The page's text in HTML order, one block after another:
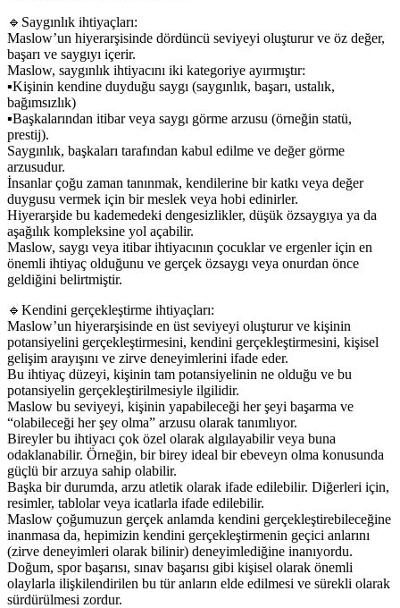
🔹Saygınlık ihtiyaçları:
Maslow’un hiyerarşisinde dördüncü seviyeyi oluşturur ve öz değer,
başarı ve saygıyı içerir.
Maslow, saygınlık ihtiyacını iki kategoriye ayırmıştır:
▪Kişinin kendine duyduğu saygı (saygınlık, başarı, ustalık,
bağımsızlık)
▪Başkalarından itibar veya saygı görme arzusu (örneğin statü,
prestij).
Saygınlık, başkaları tarafından kabul edilme ve değer görme
arzusudur.
İnsanlar çoğu zaman tanınmak, kendilerine bir katkı veya değer
duygusu vermek için bir meslek veya hobi edinirler.
Hiyerarşide bu kademedeki dengesizlikler, düşük özsaygıya ya da
aşağılık kompleksine yol açabilir.
Maslow, saygı veya itibar ihtiyacının çocuklar ve ergenler için en
önemli ihtiyaç olduğunu ve gerçek özsaygı veya onurdan önce
geldiğini belirtmiştir.
🔹Kendini gerçekleştirme ihtiyaçları:
Maslow’un hiyerarşisinde en üst seviyeyi oluşturur ve kişinin
potansiyelini gerçekleştirmesini, kendini gerçekleştirmesini, kişisel
gelişim arayışını ve zirve deneyimlerini ifade eder.
Bu ihtiyaç düzeyi, kişinin tam potansiyelinin ne olduğu ve bu
potansiyelin gerçekleştirilmesiyle ilgilidir.
Maslow bu seviyeyi, kişinin yapabileceği her şeyi başarma ve
“olabileceği her şey olma” arzusu olarak tanımlıyor.
Bireyler bu ihtiyacı çok özel olarak algılayabilir veya buna
odaklanabilir. Örneğin, bir birey ideal bir ebeveyn olma konusunda
güçlü bir arzuya sahip olabilir.
Başka bir durumda, arzu atletik olarak ifade edilebilir. Diğerleri için,
resimler, tablolar veya icatlarla ifade edilebilir.
Maslow çoğumuzun gerçek anlamda kendini gerçekleştirebileceğine
inanmasa da, hepimizin kendini gerçekleştirmenin geçici anlarını
(zirve deneyimleri olarak bilinir) deneyimlediğine inanıyordu.
Doğum, spor başarısı, sınav başarısı gibi kişisel olarak önemli
olaylarla ilişkilendirilen bu tür anların elde edilmesi ve sürekli olarak
sürdürülmesi zordur.